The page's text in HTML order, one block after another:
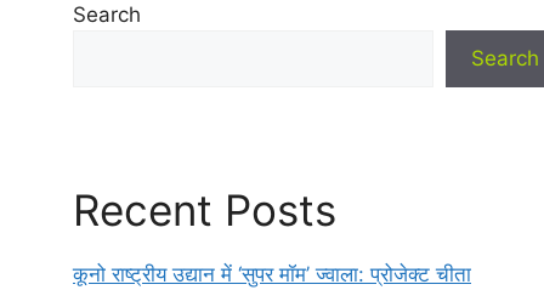
Search
Search
Recent Posts
कूनो राष्ट्रीय उद्यान में ‘सुपर मॉम’ ज्वाला: प्रोजेक्ट चीता